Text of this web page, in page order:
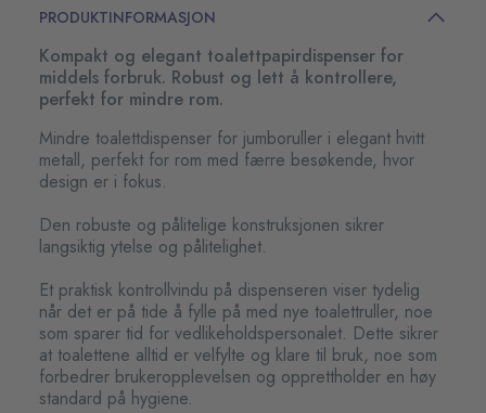
PRODUKTINFORMASJON
Kompakt og elegant toalettpapirdispenser for
middels forbruk. Robust og lett å kontrollere,
perfekt for mindre rom.
Mindre toalettdispenser for jumboruller i elegant hvitt
metall, perfekt for rom med færre besøkende, hvor
design er i fokus.
Den robuste og pålitelige konstruksjonen sikrer
langsiktig ytelse og pålitelighet.
Et praktisk kontrollvindu på dispenseren viser tydelig
når det er på tide å fylle på med nye toalettruller, noe
som sparer tid for vedlikeholdspersonalet. Dette sikrer
at toalettene alltid er velfylte og klare til bruk, noe som
forbedrer brukeropplevelsen og opprettholder en høy
standard på hygiene.